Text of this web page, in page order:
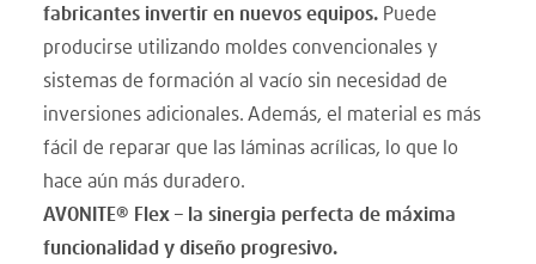
fabricantes invertir en nuevos equipos. Puede
producirse utilizando moldes convencionales y
sistemas de formación al vacío sin necesidad de
inversiones adicionales. Además, el material es más
fácil de reparar que las láminas acrílicas, lo que lo
hace aún más duradero.
AVONITE® Flex – la sinergia perfecta de máxima
funcionalidad y diseño progresivo.